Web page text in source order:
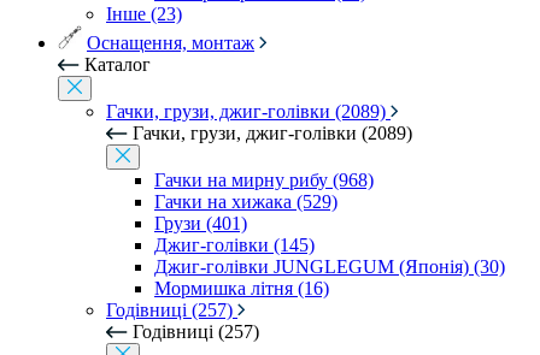
Інше (23)
Оснащення, монтаж
Каталог
Гачки, грузи, джиг-голівки (2089)
Гачки, грузи, джиг-голівки (2089)
Гачки на мирну рибу (968)
Гачки на хижака (529)
Грузи (401)
Джиг-голівки (145)
Джиг-голівки JUNGLEGUM (Японія) (30)
Мормишка літня (16)
Годівниці (257)
Годівниці (257)